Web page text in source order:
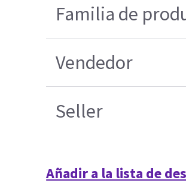
Familia de
Vendedor
Seller
Añadir a la lista de